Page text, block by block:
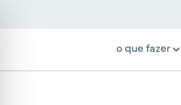
o que fazer